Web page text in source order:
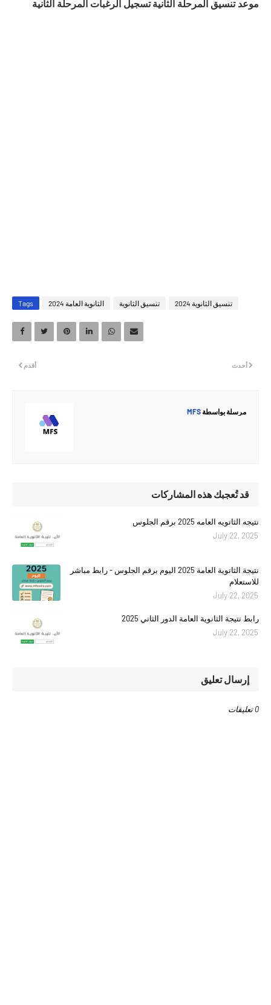
موعد تنسيق المرحلة الثانية تسجيل الرغبات المرحلة الثانية
Tags الثانوية العامة 2024 تنسيق الثانوية تنسيق الثانوية 2024
أحدث أقدم
مرسلة بواسطة
قد تُعجبك هذه المشاركات
نتيجه الثانويه العامه 2025 برقم الجلوس
July 22, 2025
نتيجة الثانوية العامة 2025 اليوم برقم الجلوس - رابط مباشر
للاستعلام
July 22, 2025
رابط نتيجة الثانوية العامة الدور الثاني 2025
July 22, 2025
إرسال تعليق
0 تعليقات